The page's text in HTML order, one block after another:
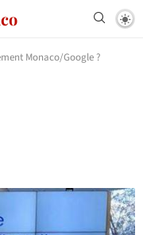
Monaco/Google ?